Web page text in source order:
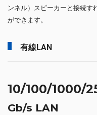
ンネル）スピーカーと接続す
ができます。
有線LAN
10/100/1000/
Gb/s LAN